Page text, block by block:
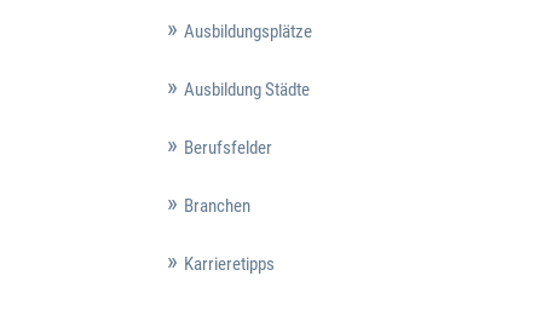
Ausbildungsplätze
Ausbildung Städte
Berufsfelder
Branchen
Karrieretipps